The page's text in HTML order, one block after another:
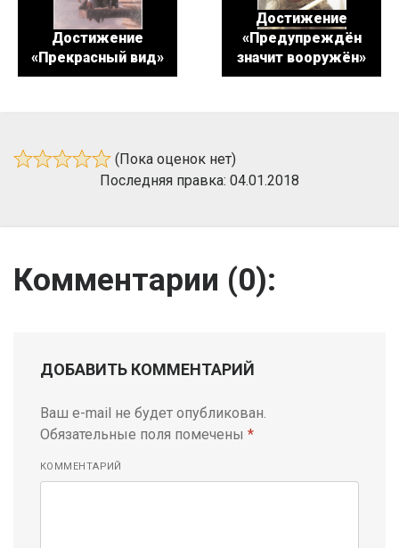
Достижение
«Прекрасный вид»
Достижение
«Предупреждён
значит вооружён»
(Пока оценок нет)
Последняя правка: 04.01.2018
Комментарии (0):
ДОБАВИТЬ КОММЕНТАРИЙ
Ваш e-mail не будет опубликован.
Обязательные поля помечены *
КОММЕНТАРИЙ